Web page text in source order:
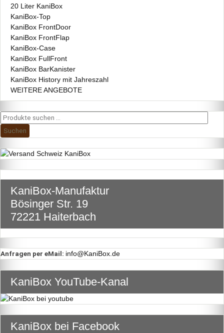
20 Liter KaniBox
KaniBox-Top
KaniBox FrontDoor
KaniBox FrontFlap
KaniBox-Case
KaniBox FullFront
KaniBox BarKanister
KaniBox History mit Jahreszahl
WEITERE ANGEBOTE
Suchen
nach:
Suchen
KaniBox-Manufaktur
Bösinger Str. 19
72221 Haiterbach
Anfragen per eMail: info@KaniBox.de
KaniBox YouTube-Kanal
KaniBox bei Facebook